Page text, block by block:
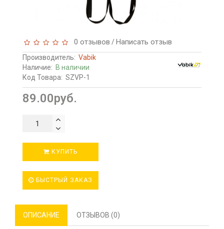
0 отзывов /Написать отзыв
Производитель: Vabik
Наличие: В наличии
Код Товара: SZVP-1
89.00руб.
КУПИТЬ
БЫСТРЫЙ ЗАКАЗ
ОПИСАНИЕ ОТЗЫВОВ (0)